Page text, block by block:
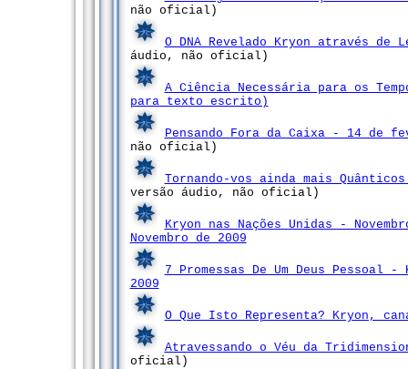
não oficial)
O DNA Revelado Kryon através de
áudio, não oficial)
A Ciência Necessária para os
para texto escrito)
Pensando Fora da Caixa - 14 de
não oficial)
Tornando-vos ainda mais
versão áudio, não oficial)
Kryon nas Nações Unidas -
Novembro de 2009
7 Promessas De Um Deus
2009
O Que Isto Representa? Kryon,
Atravessando o Véu da
oficial)